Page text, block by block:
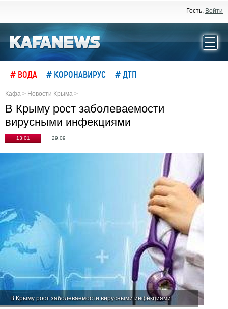
Гость, Войти
# ВОДА # КОРОНАВИРУС # ДТП
Кафа > Новости Крыма >
В Крыму рост заболеваемости
вирусными инфекциями
13:01 29.09
В Крыму рост заболеваемости вирусными инфекциями